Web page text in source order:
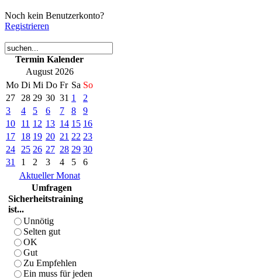
Noch kein Benutzerkonto?
Registrieren
Termin Kalender
August 2026
Mo Di Mi Do Fr Sa So
27
28 29 30 31 1
2
3
4 5 6 7 8
9
10
11 12 13 14 15 16
17
18 19 20 21 22 23
24
25 26 27 28 29 30
31
1 2 3 4 5
6
Aktueller Monat
Umfragen
Sicherheitstraining
ist...
Unnötig
Selten gut
OK
Gut
Zu Empfehlen
Ein muss für jeden